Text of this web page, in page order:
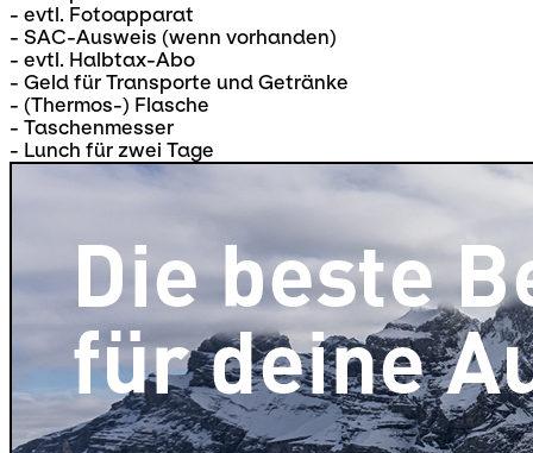
- evtl. Fotoapparat
- SAC-Ausweis (wenn vorhanden)
- evtl. Halbtax-Abo
- Geld für Transporte und Getränke
- (Thermos-) Flasche
- Taschenmesser
- Lunch für zwei Tage